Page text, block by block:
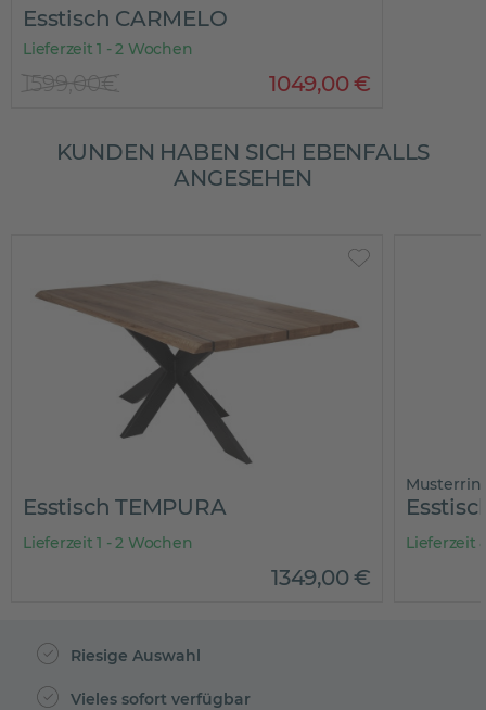
Esstisch CARMELO
Lieferzeit 1 - 2 Wochen
1049,00€
1599,00€
KUNDEN HABEN SICH EBENFALLS
ANGESEHEN
Esstisch TEMPURA
Lieferzeit 1 - 2 Wochen
1349,00€
Lieferzeit
Riesige Auswahl
Vieles sofort verfügbar